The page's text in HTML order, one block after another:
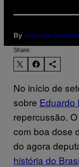
By Amanda
Share:
No início de
sobre Eduardo
repercussão.
com boa dose
do agora
história do